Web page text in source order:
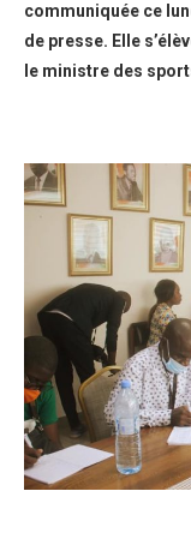
communiquée ce
de presse. Elle
le ministre des